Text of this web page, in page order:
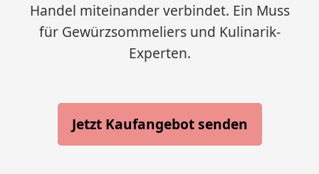
Handel miteinander verbindet. Ein Muss
für Gewürzsommeliers und Kulinarik-
Experten.
Jetzt Kaufangebot senden